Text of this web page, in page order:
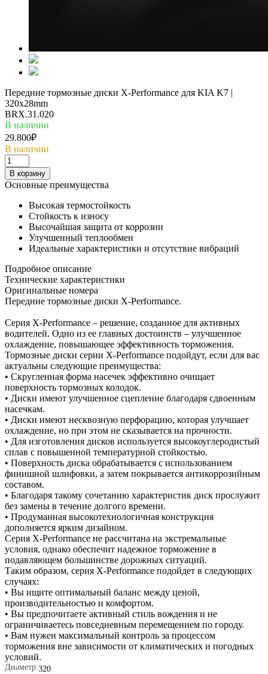
Передние тормозные диски X-Performance для KIA K7 |
320x28mm
BRX.31.020
В наличии
29.800₽
В наличии
В корзину
Основные преимущества
Высокая термостойкость
Стойкость к износу
Высочайшая защита от коррозии
Улучшенный теплообмен
Идеальные характеристики и отсутствие вибраций
Подробное описание
Технические характеристики
Оригинальные номера
Передние тормозные диски X-Performance.
Серия X-Performance – решение, созданное для активных
водителей. Одно из ее главных достоинств – улучшенное
охлаждение, повышающее эффективность торможения.
Тормозные диски серии X-Performance подойдут, если для вас
актуальны следующие преимущества:
• Скругленная форма насечек эффективно очищает
поверхность тормозных колодок.
• Диски имеют улучшенное сцепление благодаря сдвоенным
насечкам.
• Диски имеют несквозную перфорацию, которая улучшает
охлаждение, но при этом не сказывается на прочности.
• Для изготовления дисков используется высокоуглеродистый
сплав с повышенной температурной стойкостью.
• Поверхность диска обрабатывается с использованием
финишной шлифовки, а затем покрывается антикоррозийным
составом.
• Благодаря такому сочетанию характеристик диск прослужит
без замены в течение долгого времени.
• Продуманная высокотехнологичная конструкция
дополняется ярким дизайном.
Серия X-Performance не рассчитана на экстремальные
условия, однако обеспечит надежное торможение в
подавляющем большинстве дорожных ситуаций.
Таким образом, серия X-Performance подойдет в следующих
случаях:
• Вы ищите оптимальный баланс между ценой,
производительностью и комфортом.
• Вы предпочитаете активный стиль вождения и не
ограничиваетесь повседневным перемещением по городу.
• Вам нужен максимальный контроль за процессом
торможения вне зависимости от климатических и погодных
условий.
Диаметр 320